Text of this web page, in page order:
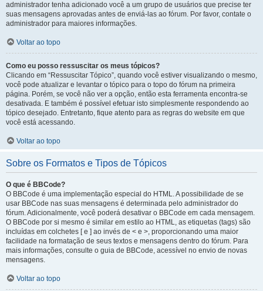
administrador tenha adicionado você a um grupo de usuários que precise ter
suas mensagens aprovadas antes de enviá-las ao fórum. Por favor, contate o
administrador para maiores informações.
Voltar ao topo
Como eu posso ressuscitar os meus tópicos?
Clicando em “Ressuscitar Tópico”, quando você estiver visualizando o mesmo,
você pode atualizar e levantar o tópico para o topo do fórum na primeira
página. Porém, se você não ver a opção, então esta ferramenta encontra-se
desativada. E também é possível efetuar isto simplesmente respondendo ao
tópico desejado. Entretanto, fique atento para as regras do website em que
você está acessando.
Voltar ao topo
Sobre os Formatos e Tipos de Tópicos
O que é BBCode?
O BBCode é uma implementação especial do HTML. A possibilidade de se
usar BBCode nas suas mensagens é determinada pelo administrador do
fórum. Adicionalmente, você poderá desativar o BBCode em cada mensagem.
O BBCode por si mesmo é similar em estilo ao HTML, as etiquetas (tags) são
incluídas em colchetes [ e ] ao invés de < e >, proporcionando uma maior
facilidade na formatação de seus textos e mensagens dentro do fórum. Para
mais informações, consulte o guia de BBCode, acessível no envio de novas
mensagens.
Voltar ao topo